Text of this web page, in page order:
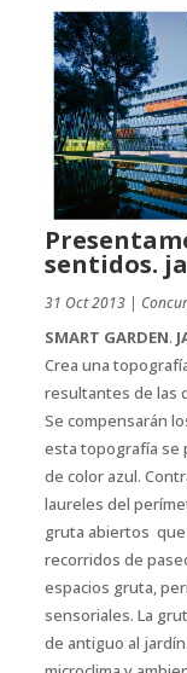
sentidos.
31 Oct 2013|
SMART GARDEN.
Crea una
resultantes de las
Se compensarán
esta topografía se
de color azul.
laureles del
gruta abiertos que
recorridos de
espacios gruta,
sensoriales. La
de antiguo al